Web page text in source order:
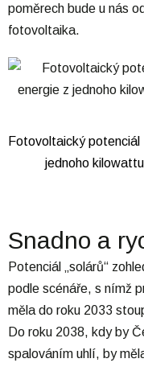
poměrech bude u nás
fotovoltaika.
Fotovoltaický
jednoho
Snadno a
Potenciál „solárů“
podle scénáře, s nímž
měla do roku 2033
Do roku 2038, kdy by
spalováním uhlí, by